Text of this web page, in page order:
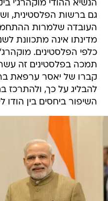
הנשיא ההודי מוקהרג'י
גם ברשות הפלסטינית,
העובדה שלמרות
מדינתו אינה מתכוונת
כלפי הפלסטינים.
תמכה בפלסטינים זה
קברו של יאסר ערפאת
להבליג על כך, ולהתרכז
השיפור ביחסים בין הודו